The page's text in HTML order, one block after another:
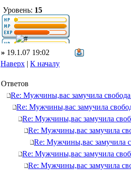
Уровень: 15
» 19.1.07 19:02
Наверх | К началу
Ответов
Re: Мужчины,вас замучила свобода
Re: Мужчины,вас замучила
Re: Мужчины,вас замучила
Re: Мужчины,вас замучила
Re: Мужчины,вас замучила
Re: Мужчины,вас замучила
Re: Мужчины,вас замучила